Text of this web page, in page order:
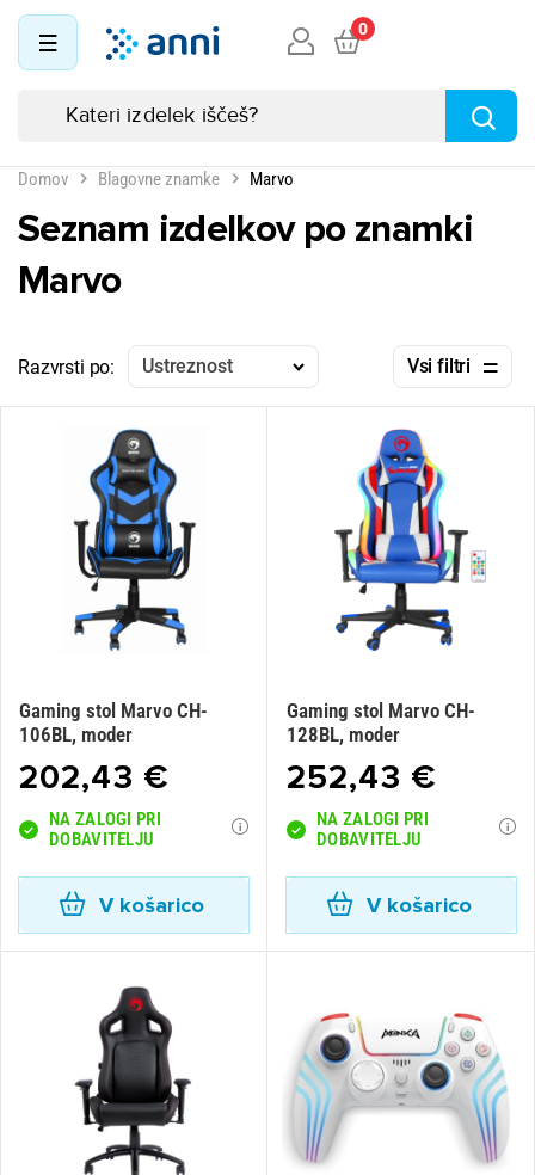
0
Domov Blagovne znamke Marvo
Seznam izdelkov po znamki
Marvo
Razvrsti po: Ustreznost Vsi filtri
Gaming stol Marvo CH-
106BL, moder
202,43 €
NA ZALOGI PRI
DOBAVITELJU
V košarico
Gaming stol Marvo CH-
128BL, moder
252,43 €
NA ZALOGI PRI
DOBAVITELJU
V košarico